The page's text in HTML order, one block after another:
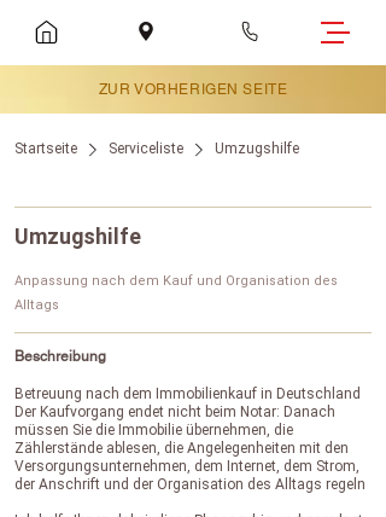
ZUR VORHERIGEN SEITE
Startseite Serviceliste Umzugshilfe
Umzugshilfe
Anpassung nach dem Kauf und Organisation des
Alltags
Beschreibung
Betreuung nach dem Immobilienkauf in Deutschland
Der Kaufvorgang endet nicht beim Notar: Danach
müssen Sie die Immobilie übernehmen, die
Zählerstände ablesen, die Angelegenheiten mit den
Versorgungsunternehmen, dem Internet, dem Strom,
der Anschrift und der Organisation des Alltags regeln